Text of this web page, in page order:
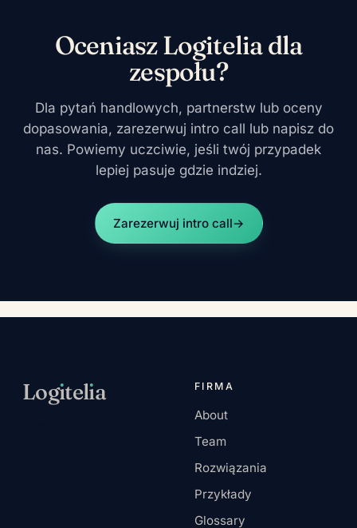
Oceniasz Logitelia dla
zespołu?
Dla pytań handlowych, partnerstw lub oceny
dopasowania, zarezerwuj intro call lub napisz do
nas. Powiemy uczciwie, jeśli twój przypadek
lepiej pasuje gdzie indziej.
Zarezerwuj intro call→
Logıtelıa FIRMA
About
Team
Rozwiązania
Przykłady
Glossary